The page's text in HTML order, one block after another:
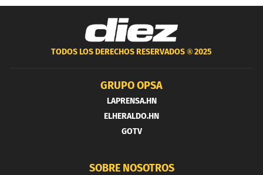
TODOS LOS DERECHOS RESERVADOS ®2025
GRUPO OPSA
LAPRENSA.HN
ELHERALDO.HN
GOTV
SOBRE NOSOTROS